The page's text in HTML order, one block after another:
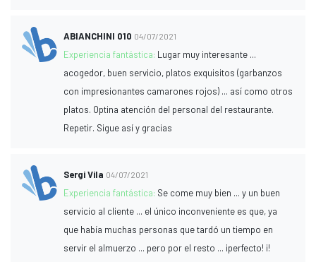
ABIANCHINI 010 04/07/2021
Experiencia fantástica: Lugar muy interesante ...
acogedor, buen servicio, platos exquisitos (garbanzos
con impresionantes camarones rojos) ... así como otros
platos. Optina atención del personal del restaurante.
Repetir. Sigue así y gracias
Sergi Vila 04/07/2021
Experiencia fantástica: Se come muy bien ... y un buen
servicio al cliente ... el único inconveniente es que, ya
que había muchas personas que tardó un tiempo en
servir el almuerzo ... pero por el resto ... ¡perfecto! ¡!